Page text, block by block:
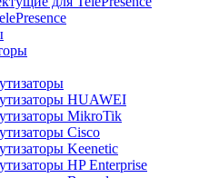
HUAWEI
MikroTik
Cisco
Keenetic
HP Enterprise